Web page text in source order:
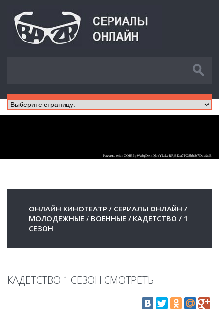
ОНЛАЙН КИНОТЕАТР / СЕРИАЛЫ ОНЛАЙН /
МОЛОДЕЖНЫЕ / ВОЕННЫЕ / КАДЕТСТВО / 1
СЕЗОН
КАДЕТСТВО 1 СЕЗОН СМОТРЕТЬ